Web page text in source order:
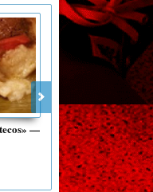
—
Guatemala —
Significado -
estrofa) — [MP3]
15